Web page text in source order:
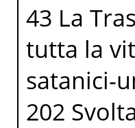
43 La
tutta la
satanici-
202